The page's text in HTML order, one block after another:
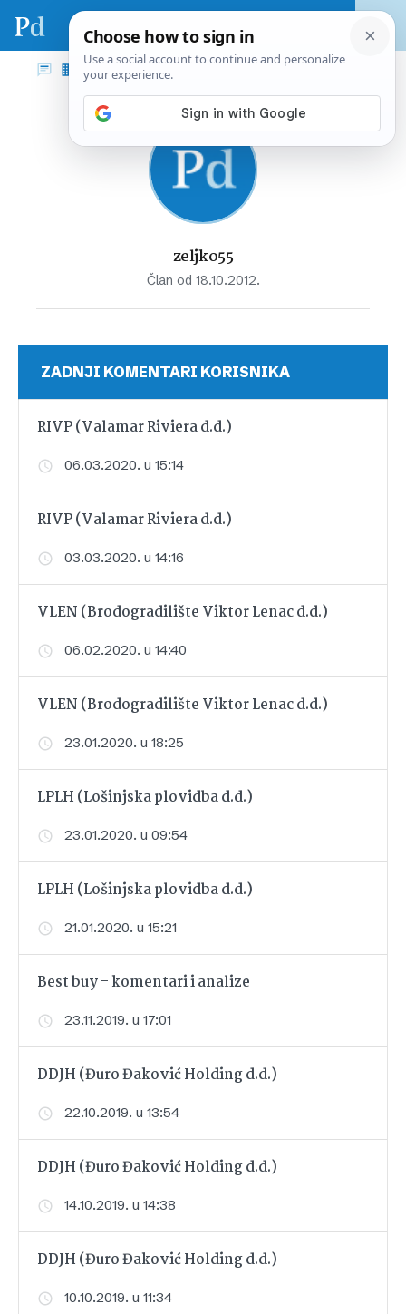
zeljko55
Član od 18.10.2012.
ZADNJI KOMENTARI KORISNIKA
RIVP (Valamar Riviera d.d.)
06.03.2020. u 15:14
RIVP (Valamar Riviera d.d.)
03.03.2020. u 14:16
VLEN (Brodogradilište Viktor Lenac d.d.)
06.02.2020. u 14:40
VLEN (Brodogradilište Viktor Lenac d.d.)
23.01.2020. u 18:25
LPLH (Lošinjska plovidba d.d.)
23.01.2020. u 09:54
LPLH (Lošinjska plovidba d.d.)
21.01.2020. u 15:21
Best buy - komentari i analize
23.11.2019. u 17:01
DDJH (Đuro Đaković Holding d.d.)
22.10.2019. u 13:54
DDJH (Đuro Đaković Holding d.d.)
14.10.2019. u 14:38
DDJH (Đuro Đaković Holding d.d.)
10.10.2019. u 11:34